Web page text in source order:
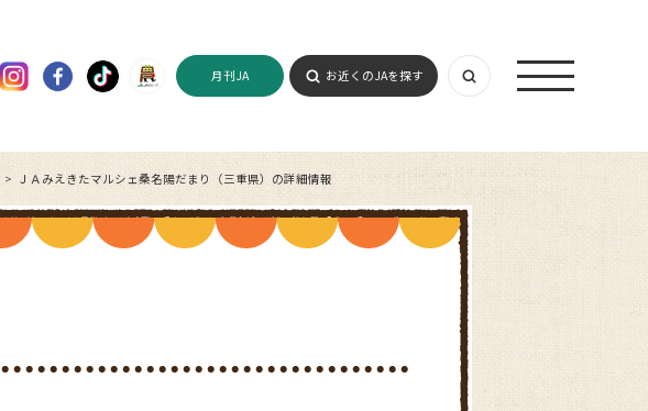
月刊JA お近くのJAを探す
ＪＡみえきたマルシェ桑名陽だまり（三重県）の詳細情報